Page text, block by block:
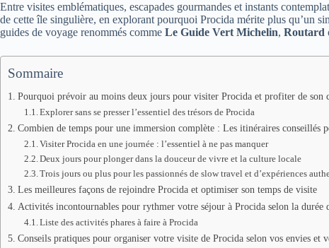
Entre visites emblématiques, escapades gourmandes et instants
de cette île singulière, en explorant pourquoi Procida mérite plus qu’un
guides de voyage renommés comme Le Guide Vert Michelin, Routard
Sommaire
Pourquoi prévoir au moins deux jours pour visiter Procida et profiter de son
Explorer sans se presser l’essentiel des trésors de Procida
Combien de temps pour une immersion complète : Les itinéraires conseillés
Visiter Procida en une journée : l’essentiel à ne pas manquer
Deux jours pour plonger dans la douceur de vivre et la culture locale
Trois jours ou plus pour les passionnés de slow travel et d’expériences
Les meilleures façons de rejoindre Procida et optimiser son temps de visite
Activités incontournables pour rythmer votre séjour à Procida selon la durée
Liste des activités phares à faire à Procida
Conseils pratiques pour organiser votre visite de Procida selon vos envies et